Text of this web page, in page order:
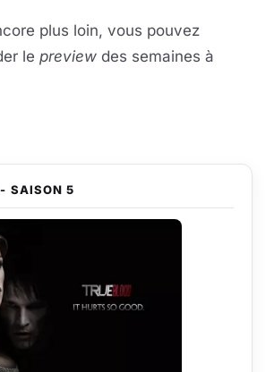
plus loin, vous pouvez
le preview des semaines à
SAISON 5